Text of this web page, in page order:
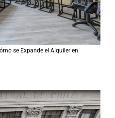
se Expande el Alquiler en